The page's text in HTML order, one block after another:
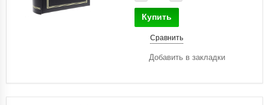
Купить
Сравнить
Добавить в закладки